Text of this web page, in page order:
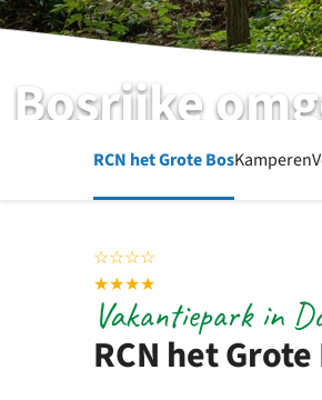
Bosrijke
RCN het Grote Bos | Doorn | Utrecht
RCN het Grote BosKamperen
☆☆☆☆
★★★★
RCN het Grote
Vakantiepark in